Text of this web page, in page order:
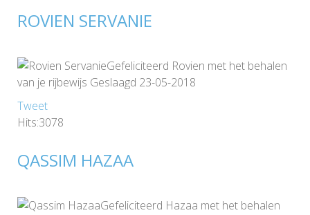
ROVIEN SERVANIE
Gefeliciteerd Rovien met het behalen
van je rijbewijs Geslaagd 23-05-2018
Tweet
Hits:3078
QASSIM HAZAA
Gefeliciteerd Hazaa met het behalen